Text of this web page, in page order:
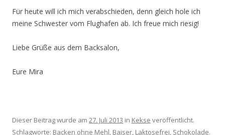
Für heute will ich mich verabschieden, denn gleich hole ich
meine Schwester vom Flughafen ab. Ich freue mich riesig!
Liebe Grüße aus dem Backsalon,
Eure Mira
Dieser Beitrag wurde am 27. Juli 2013 in Kekse veröffentlicht.
Schlagworte: Backen ohne Mehl Baiser Laktosefrei Schokolade.